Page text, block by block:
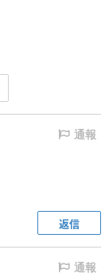
通報
返信
通報